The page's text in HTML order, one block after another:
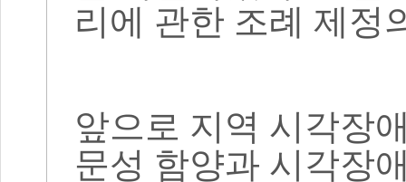
리에 관한 조례 제정
앞으로 지역 시각장
문성 함양과 시각장